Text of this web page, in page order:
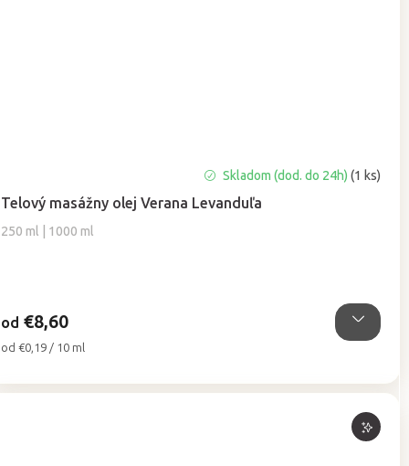
Telový masážny olej Verana Levanduľa
250 ml | 1000 ml
hodnotenie
produktu
je
Skladom (dod. do 24h)(1 ks)
od €8,60
Jednotková
od €0,19 / 10 ml